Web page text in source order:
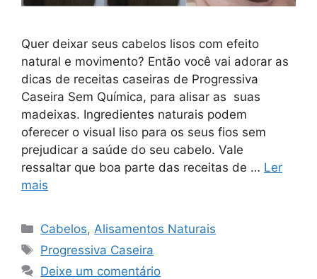
Quer deixar seus cabelos lisos com efeito
natural e movimento? Então você vai adorar as
dicas de receitas caseiras de Progressiva
Caseira Sem Química, para alisar as suas
madeixas. Ingredientes naturais podem
oferecer o visual liso para os seus fios sem
prejudicar a saúde do seu cabelo. Vale
ressaltar que boa parte das receitas de … Ler
mais
Categorias
Cabelos, Alisamentos Naturais
Tags
Progressiva Caseira
Deixe um comentário